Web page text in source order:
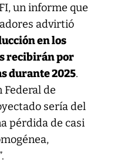
un informe que
advirtió
en los
recibirán por
durante 2025.
Federal de
sería del
pérdida de casi